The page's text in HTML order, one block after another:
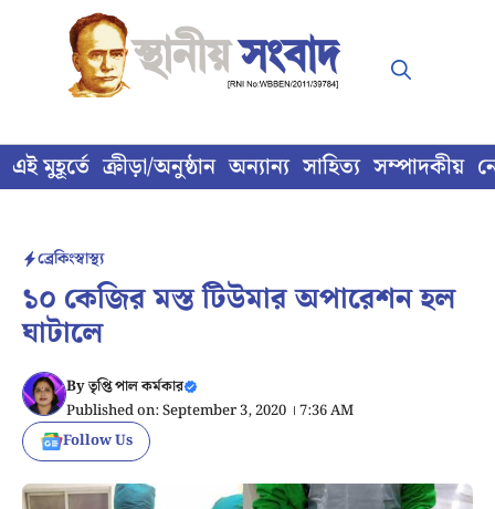
content
এই মুহূর্তে ক্রীড়া/অনুষ্ঠান অন্যান্য সাহিত্য সম্পাদকীয়
ব্রেকিংস্বাস্থ্য
১০ কেজির মস্ত টিউমার অপারেশন হল
ঘাটালে
Byতৃপ্তি পাল কর্মকার
Published on: September 3, 2020 । 7:36 AM
Follow Us